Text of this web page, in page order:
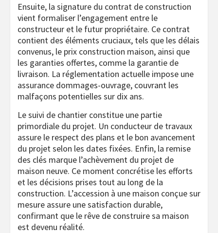
Ensuite, la signature du contrat de construction
vient formaliser l’engagement entre le
constructeur et le futur propriétaire. Ce contrat
contient des éléments cruciaux, tels que les délais
convenus, le prix construction maison, ainsi que
les garanties offertes, comme la garantie de
livraison. La réglementation actuelle impose une
assurance dommages-ouvrage, couvrant les
malfaçons potentielles sur dix ans.
Le suivi de chantier constitue une partie
primordiale du projet. Un conducteur de travaux
assure le respect des plans et le bon avancement
du projet selon les dates fixées. Enfin, la remise
des clés marque l’achèvement du projet de
maison neuve. Ce moment concrétise les efforts
et les décisions prises tout au long de la
construction. L’accession à une maison conçue sur
mesure assure une satisfaction durable,
confirmant que le rêve de construire sa maison
est devenu réalité.